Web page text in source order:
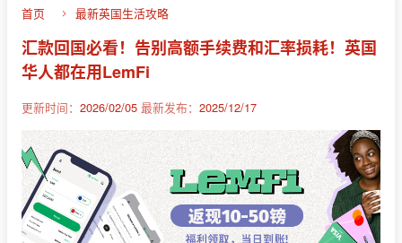
首页 最新英国生活攻略
汇款回国必看！告别高额手续费和汇率损耗！英国
华人都在用LemFi
更新时间： 2026/02/05 最新发布： 2025/12/17